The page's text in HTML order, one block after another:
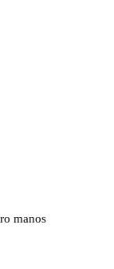
manos